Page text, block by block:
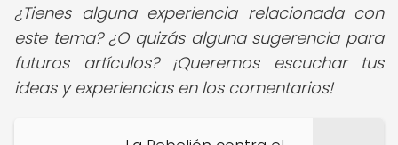
¿Tienes alguna experiencia relacionada con
este tema? ¿O quizás alguna sugerencia para
futuros artículos? ¡Queremos escuchar tus
ideas y experiencias en los comentarios!